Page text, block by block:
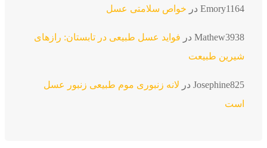
Emory1164درخواص سلامتی عسل
Mathew3938درفواید عسل طبیعی در تابستان: رازهای
شیرین طبیعت
Josephine825درلانه زنبوری موم طبیعی زنبور عسل